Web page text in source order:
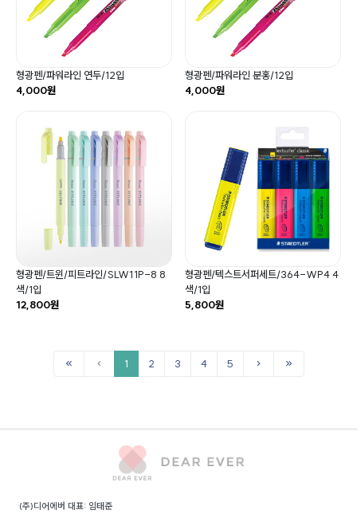
형광펜/파워라인 연두/12입
4,000원
형광펜/파워라인 분홍/12입
4,000원
형광펜/트윈/피트라인/SLW11P-8 8
색/1입
12,800원
형광펜/텍스트서퍼세트/364-WP4 4
색/1입
5,800원
1 2 3 4 5
(주)디어에버 대표: 임태준